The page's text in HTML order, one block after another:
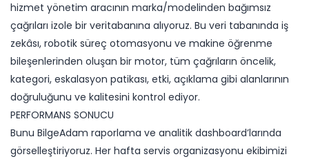
hizmet yönetim aracının marka/modelinden bağımsız
çağrıları izole bir veritabanına alıyoruz. Bu veri tabanında iş
zekâsı, robotik süreç otomasyonu ve makine öğrenme
bileşenlerinden oluşan bir motor, tüm çağrıların öncelik,
kategori, eskalasyon patikası, etki, açıklama gibi alanlarının
doğruluğunu ve kalitesini kontrol ediyor.
PERFORMANS SONUCU
Bunu BilgeAdam raporlama ve analitik dashboard’larında
görselleştiriyoruz. Her hafta servis organizasyonu ekibimizi